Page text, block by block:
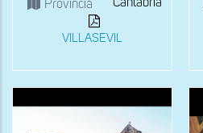
Provincia Cantabria
VILLASEVIL